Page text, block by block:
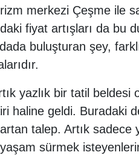
merkezi Çeşme ile
fiyat artışları da
buluşturan şey,
yazlık bir tatil beldesi
haline geldi. Buradaki
talep. Artık sadece
sürmek